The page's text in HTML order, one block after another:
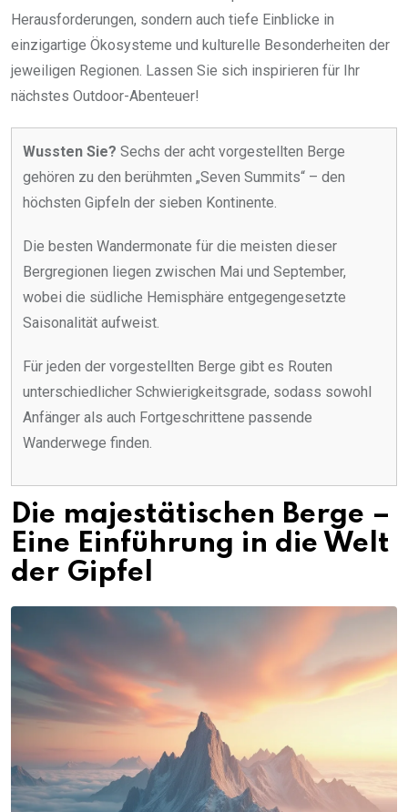
Herausforderungen, sondern auch tiefe Einblicke in
einzigartige Ökosysteme und kulturelle Besonderheiten der
jeweiligen Regionen. Lassen Sie sich inspirieren für Ihr
nächstes Outdoor-Abenteuer!
Wussten Sie? Sechs der acht vorgestellten Berge
gehören zu den berühmten „Seven Summits“ – den
höchsten Gipfeln der sieben Kontinente.
Die besten Wandermonate für die meisten dieser
Bergregionen liegen zwischen Mai und September,
wobei die südliche Hemisphäre entgegengesetzte
Saisonalität aufweist.
Für jeden der vorgestellten Berge gibt es Routen
unterschiedlicher Schwierigkeitsgrade, sodass sowohl
Anfänger als auch Fortgeschrittene passende
Wanderwege finden.
Die majestätischen Berge –
Eine Einführung in die Welt
der Gipfel